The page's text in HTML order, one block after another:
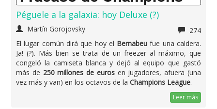
Péguele a la galaxia: hoy Deluxe (?)
Martín Gorojovsky
274
El lugar común dirá que hoy el Bernabeufue una caldera.
Ja! (?). Más bien se trata de un freezer al máximo, que
congeló la camiseta blanca y dejó al equipo que gastó
más de 250 millones de eurosen jugadores, afuera (una
vez más y van) en los octavos de la Champions League.
Leer más